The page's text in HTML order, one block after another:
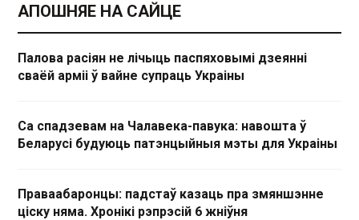
АПОШНЯЕ НА САЙЦЕ
Палова расіян не лічыць паспяховымі дзеянні
сваёй арміі ў вайне супраць Украіны
Са спадзевам на Чалавека-павука: навошта ў
Беларусі будуюць патэнцыйныя мэты для Украіны
Праваабаронцы: падстаў казаць пра змяншэнне
ціску няма. Хронікі рэпрэсій 6 жніўня